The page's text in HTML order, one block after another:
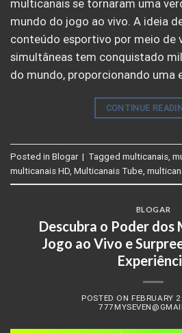
multicanais se tornaram uma
mundo do jogo ao vivo. A ideia
conteúdo esportivo por meio de
simultâneas tem conquistado
do mundo, proporcionando uma
CONTINUE
Posted in Blogar | Tagged multicanais,
multicanais HD, Multicanais Tube,
BLOGAR
Descubra o Poder dos
Jogo ao Vivo e
POSTED ON FEBRUARY